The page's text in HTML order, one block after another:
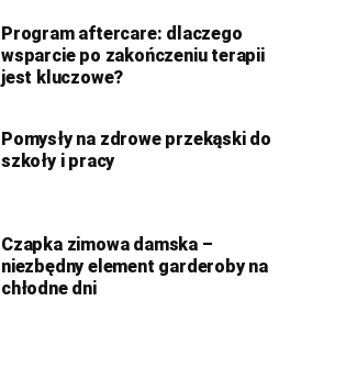
Program aftercare: dlaczego
wsparcie po zakończeniu terapii
jest kluczowe?
Pomysły na zdrowe przekąski do
szkoły i pracy
Czapka zimowa damska –
niezbędny element garderoby na
chłodne dni